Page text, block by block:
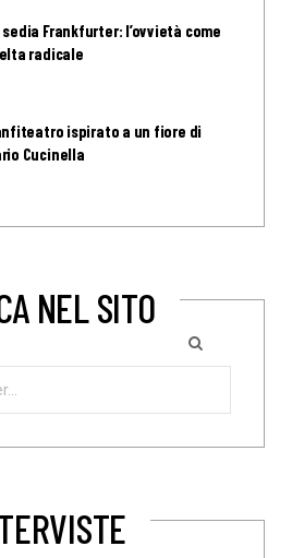
sedia Frankfurter: l’ovvietà come
radicale
ispirato a un fiore di
Cucinella
NEL SITO